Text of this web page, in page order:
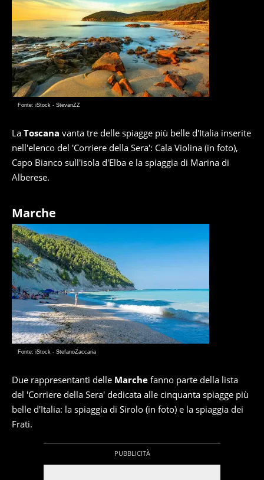
Fonte: iStock - StevanZZ
La Toscana vanta tre delle spiagge più belle d'Italia inserite
nell'elenco del 'Corriere della Sera': Cala Violina (in foto),
Capo Bianco sull'isola d'Elba e la spiaggia di Marina di
Alberese.
Marche
Fonte: iStock - StefanoZaccaria
Due rappresentanti delle Marche fanno parte della lista
del 'Corriere della Sera' dedicata alle cinquanta spiagge più
belle d'Italia: la spiaggia di Sirolo (in foto) e la spiaggia dei
Frati.